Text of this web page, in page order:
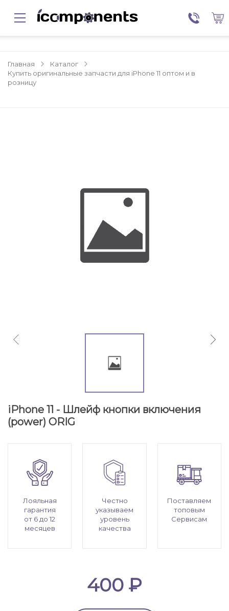
Главная
Каталог
Купить оригинальные запчасти для iPhone 11 оптом и в
розницу
iPhone 11 - Шлейф кнопки включения
(power) ORIG
Лояльная
гарантия
от 6 до 12
месяцев
Честно
указываем
уровень
качества
Поставляем
топовым
Сервисам
400 ₽